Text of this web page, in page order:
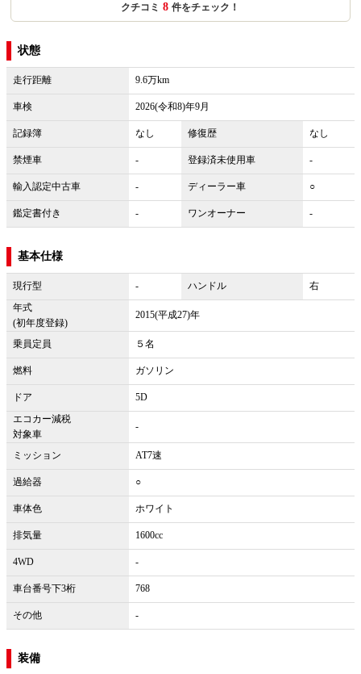
クチコミ 8 件をチェック！
状態
走行距離 9.6万km
車検 2026(令和8)年9月
記録簿 なし 修復歴 なし
禁煙車 - 登録済未使用車 -
輸入認定中古車 - ディーラー車 ○
鑑定書付き - ワンオーナー -
基本仕様
現行型 - ハンドル
右
年式
(初年度登録)
2015(平成27)年
乗員定員 ５名
燃料 ガソリン
ドア
5D
エコカー減税
対象車
-
ミッション AT7速
過給器 ○
車体色 ホワイト
排気量 1600cc
4WD -
車台番号下3桁 768
その他 -
装備